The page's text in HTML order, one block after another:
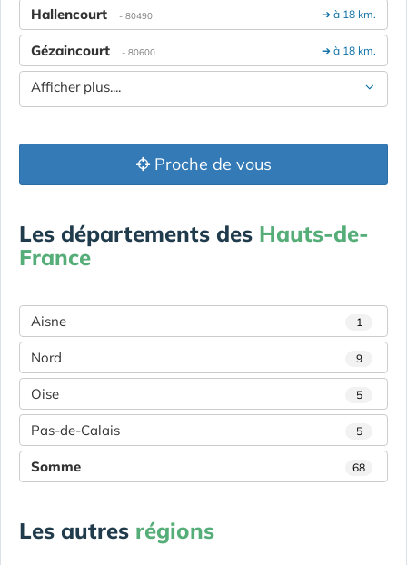
➔ à 18 km.
Hallencourt - 80490
➔ à 18 km.
Gézaincourt - 80600
Afficher plus....
Proche de vous
Les départements des Hauts-de-
France
Aisne 1
Nord 9
Oise 5
Pas-de-Calais 5
Somme 68
Les autres régions